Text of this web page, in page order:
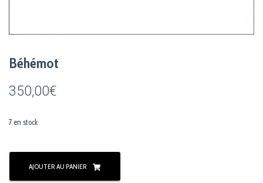
Béhémot
350,00€
7 en stock
quantité
Béhémot
AJOUTER AU PANIER